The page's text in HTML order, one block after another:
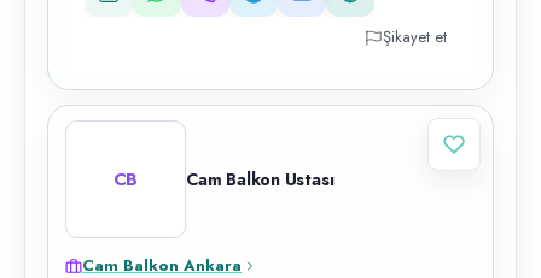
Şikayet et
CB Cam Balkon Ustası
Cam Balkon Ankara